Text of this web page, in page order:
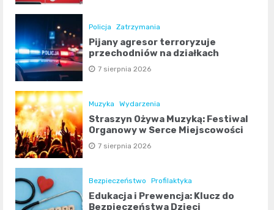
Policja Zatrzymania
Pijany agresor terroryzuje
przechodniów na działkach
7 sierpnia 2026
Muzyka Wydarzenia
Straszyn Ożywa Muzyką: Festiwal
Organowy w Serce Miejscowości
7 sierpnia 2026
Bezpieczeństwo Profilaktyka
Edukacja i Prewencja: Klucz do
Bezpieczeństwa Dzieci